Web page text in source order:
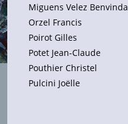
Miguens Velez Benvinda
Orzel Francis
Poirot Gilles
Potet Jean-Claude
Pouthier Christel
Pulcini Joëlle